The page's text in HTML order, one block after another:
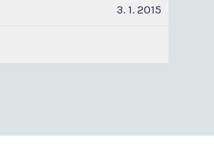
3. 1. 2015